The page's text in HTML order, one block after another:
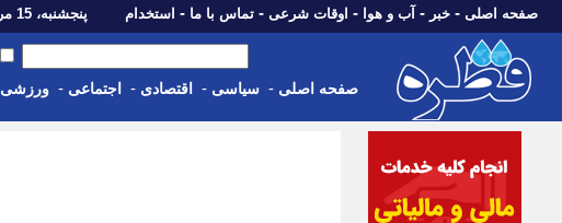
صفحه اصلی - خبر - آب و هوا - اوقات شرعی - تماس با ما - استخدام پنجشنبه، 15 مرداد 1405 - Thu, 06th Aug 2026
صفحه اصلی - سیاسی - اقتصادی - اجتماعی - ورزشی